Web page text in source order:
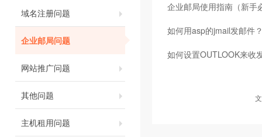
域名注册问题
企业邮局问题
网站推广问题
其他问题
主机租用问题
企业邮局使用指南（新手
如何用asp的jmail发邮件
如何设置OUTLOOK来收